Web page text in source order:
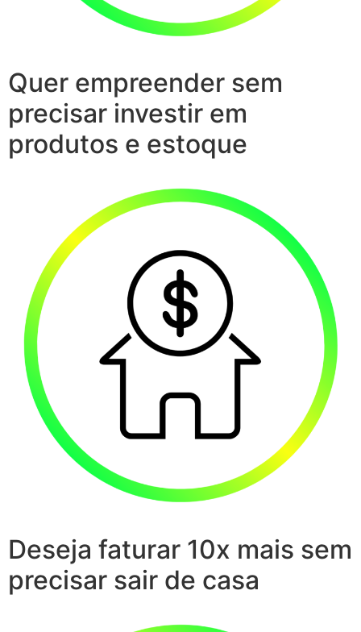
Quer empreender sem
precisar investir em
produtos e estoque
Deseja faturar 10x mais sem
precisar sair de casa